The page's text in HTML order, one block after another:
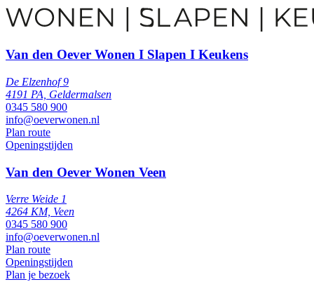
Van den Oever Wonen I Slapen I Keukens
De Elzenhof 9
4191 PA, Geldermalsen
0345 580 900
info@oeverwonen.nl
Plan route
Openingstijden
Van den Oever Wonen Veen
Verre Weide 1
4264 KM, Veen
0345 580 900
info@oeverwonen.nl
Plan route
Openingstijden
Plan je bezoek